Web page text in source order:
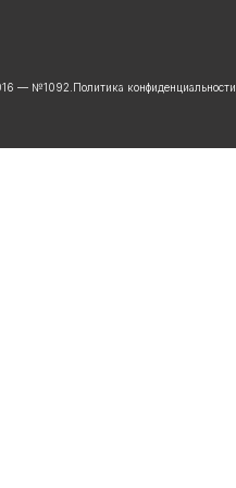
— №1092. Политика конфиденциальности